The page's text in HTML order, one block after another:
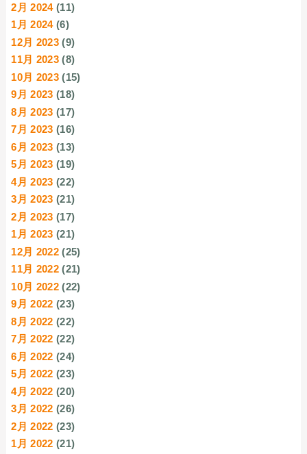
2月 2024(11)
1月 2024(6)
12月 2023 (9)
11月 2023 (8)
10月 2023 (15)
9月 2023 (18)
8月 2023 (17)
7月 2023 (16)
6月 2023 (13)
5月 2023 (19)
4月 2023 (22)
3月 2023 (21)
2月 2023 (17)
1月 2023 (21)
12月 2022 (25)
11月 2022 (21)
10月 2022 (22)
9月 2022 (23)
8月 2022 (22)
7月 2022 (22)
6月 2022 (24)
5月 2022 (23)
4月 2022 (20)
3月 2022 (26)
2月 2022 (23)
1月 2022 (21)